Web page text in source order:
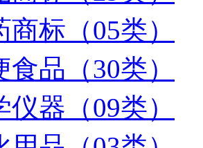
商标（05类）
食品（30类）
仪器（09类）